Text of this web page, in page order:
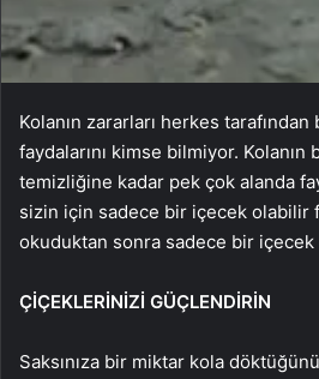
Kolanın zararları herkes
faydalarını kimse bilmiyor. Kolanın
temizliğine kadar pek çok alanda
sizin için sadece bir içecek olabilir
okuduktan sonra sadece bir içecek
ÇİÇEKLERİNİZİ GÜÇLENDİRİN
Saksınıza bir miktar kola